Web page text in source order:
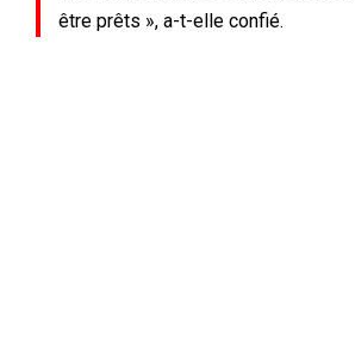
être prêts », a-t-elle confié.